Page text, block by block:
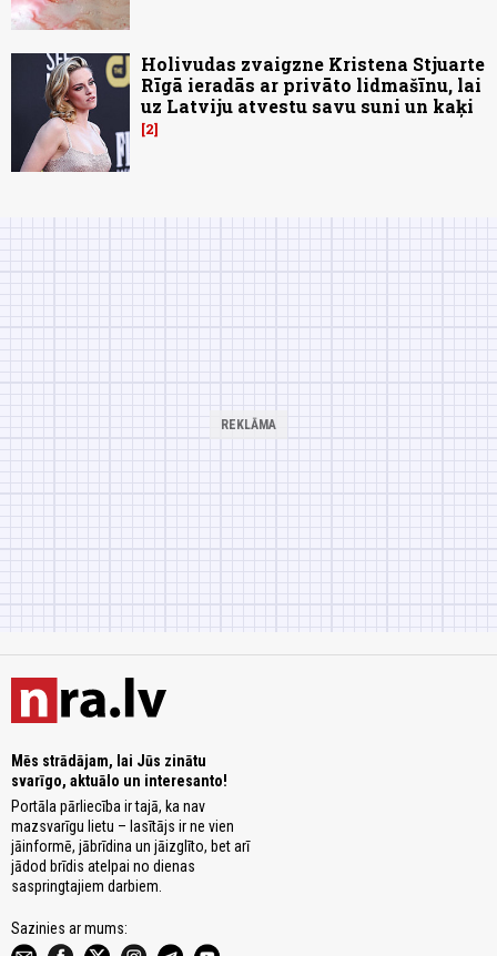
Holivudas zvaigzne Kristena Stjuarte
Rīgā ieradās ar privāto lidmašīnu, lai
uz Latviju atvestu savu suni un kaķi
2
Mēs strādājam, lai Jūs zinātu
svarīgo, aktuālo un interesanto!
Portāla pārliecība ir tajā, ka nav
mazsvarīgu lietu – lasītājs ir ne vien
jāinformē, jābrīdina un jāizglīto, bet arī
jādod brīdis atelpai no dienas
saspringtajiem darbiem.
Sazinies ar mums: